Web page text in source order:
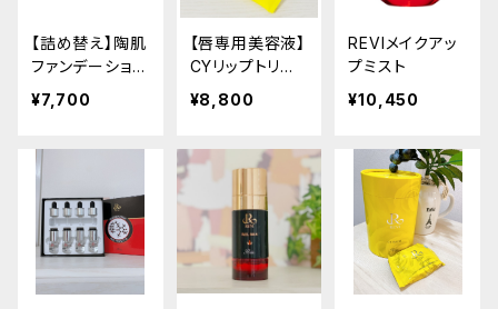
【詰め替え】陶肌
ファンデーショ
ン レフィル
通常カラー
¥7,700
【唇専用美容液】
CYリップトリー
トメント
¥8,800
REVIメイクアッ
プミスト
¥10,450